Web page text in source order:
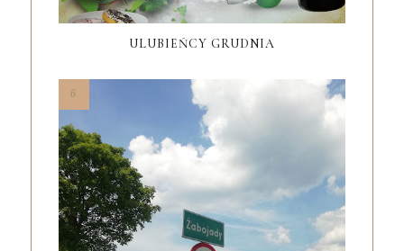
ULUBIEŃCY GRUDNIA